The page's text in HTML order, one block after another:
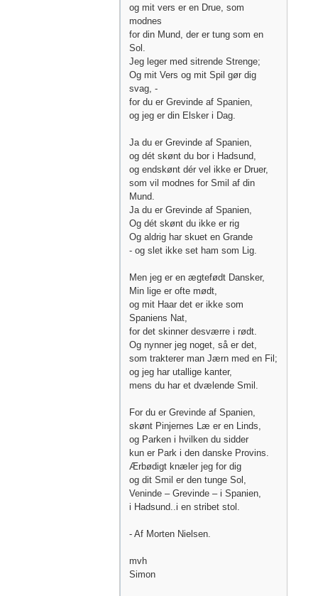
og mit vers er en Drue, som
modnes
for din Mund, der er tung som en
Sol.
Jeg leger med sitrende Strenge;
Og mit Vers og mit Spil gør dig
svag, -
for du er Grevinde af Spanien,
og jeg er din Elsker i Dag.
Ja du er Grevinde af Spanien,
og dét skønt du bor i Hadsund,
og endskønt dér vel ikke er Druer,
som vil modnes for Smil af din
Mund.
Ja du er Grevinde af Spanien,
Og dét skønt du ikke er rig
Og aldrig har skuet en Grande
- og slet ikke set ham som Lig.
Men jeg er en ægtefødt Dansker,
Min lige er ofte mødt,
og mit Haar det er ikke som
Spaniens Nat,
for det skinner desværre i rødt.
Og nynner jeg noget, så er det,
som trakterer man Jærn med en Fil;
og jeg har utallige kanter,
mens du har et dvælende Smil.
For du er Grevinde af Spanien,
skønt Pinjernes Læ er en Linds,
og Parken i hvilken du sidder
kun er Park i den danske Provins.
Ærbødigt knæler jeg for dig
og dit Smil er den tunge Sol,
Veninde – Grevinde – i Spanien,
i Hadsund..i en stribet stol.
- Af Morten Nielsen.
mvh
Simon